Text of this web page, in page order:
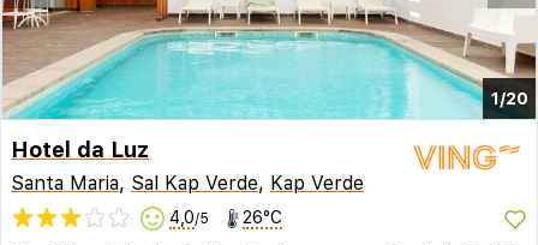
1/20
Hotel da Luz
Santa Maria, Sal Kap Verde, Kap Verde
4,0/5 26°C